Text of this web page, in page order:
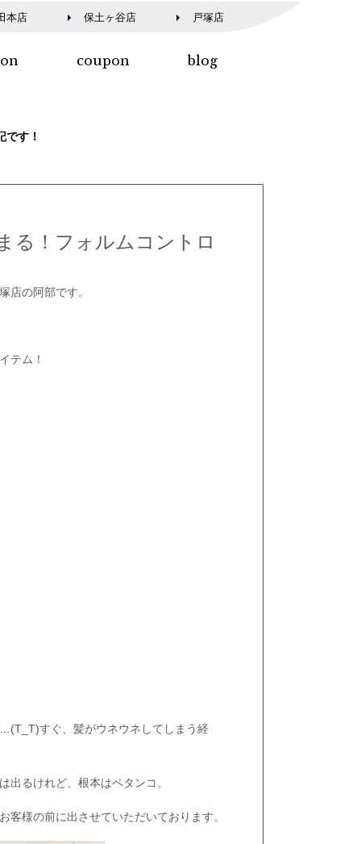
coupon blog
本店 保土ヶ谷店 戸塚店
です！
る！フォルムコントロ
店の阿部です。
テム！
すぐ、髪がウネウネしてしまう経
出るけれど、根本はペタンコ。
客様の前に出させていただいております。